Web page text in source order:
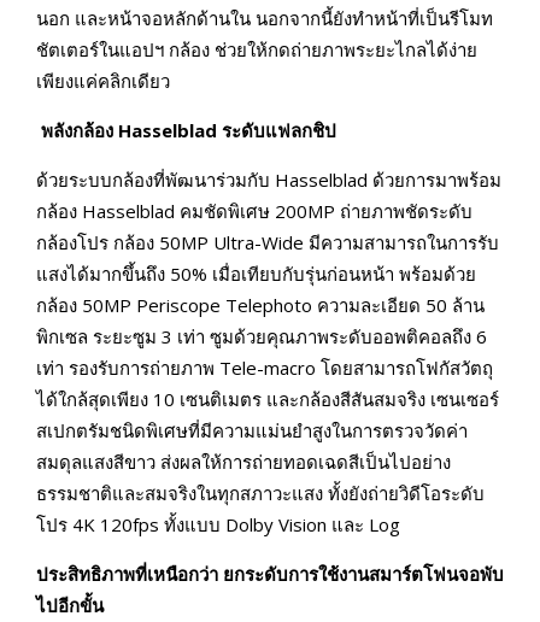
นอก และหน้าจอหลักด้านใน นอกจากนี้ยังทำหน้าที่เป็นรีโมท
ชัตเตอร์ในแอปฯ กล้อง ช่วยให้กดถ่ายภาพระยะไกลได้ง่าย
เพียงแค่คลิกเดียว
พลังกล้อง Hasselblad ระดับแฟลกชิป
ด้วยระบบกล้องที่พัฒนาร่วมกับ Hasselblad ด้วยการมาพร้อม
กล้อง Hasselblad คมชัดพิเศษ 200MP ถ่ายภาพชัดระดับ
กล้องโปร กล้อง 50MP Ultra-Wide มีความสามารถในการรับ
แสงได้มากขึ้นถึง 50% เมื่อเทียบกับรุ่นก่อนหน้า พร้อมด้วย
กล้อง 50MP Periscope Telephoto ความละเอียด 50 ล้าน
พิกเซล ระยะซูม 3 เท่า ซูมด้วยคุณภาพระดับออพติคอลถึง 6
เท่า รองรับการถ่ายภาพ Tele-macro โดยสามารถโฟกัสวัตถุ
ได้ใกล้สุดเพียง 10 เซนติเมตร และกล้องสีสันสมจริง เซนเซอร์
สเปกตรัมชนิดพิเศษที่มีความแม่นยำสูงในการตรวจวัดค่า
สมดุลแสงสีขาว ส่งผลให้การถ่ายทอดเฉดสีเป็นไปอย่าง
ธรรมชาติและสมจริงในทุกสภาวะแสง ทั้งยังถ่ายวิดีโอระดับ
โปร 4K 120fps ทั้งแบบ Dolby Vision และ Log
ประสิทธิภาพที่เหนือกว่า ยกระดับการใช้งานสมาร์ตโฟนจอพับ
ไปอีกขั้น